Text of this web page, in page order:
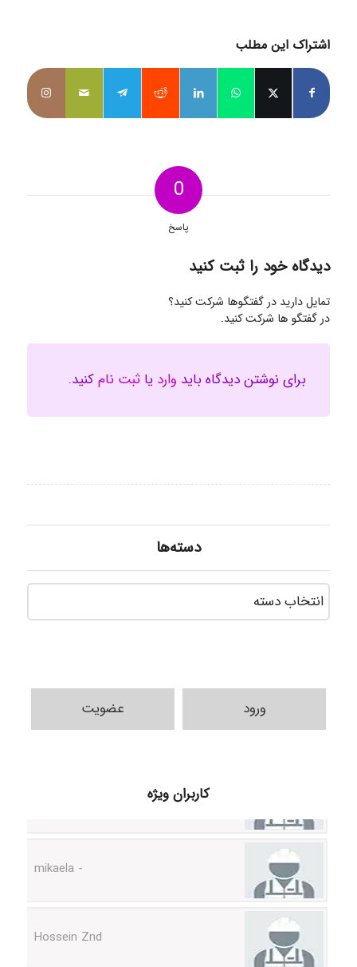
اشتراک این مطلب
0
پاسخ
دیدگاه خود را ثبت کنید
تمایل دارید در گفتگوها شرکت کنید؟
در گفتگو ها شرکت کنید.
برای نوشتن دیدگاه باید وارد یا ثبت نامکنید.
دسته‌ها
ورود عضویت
کاربران ویژه